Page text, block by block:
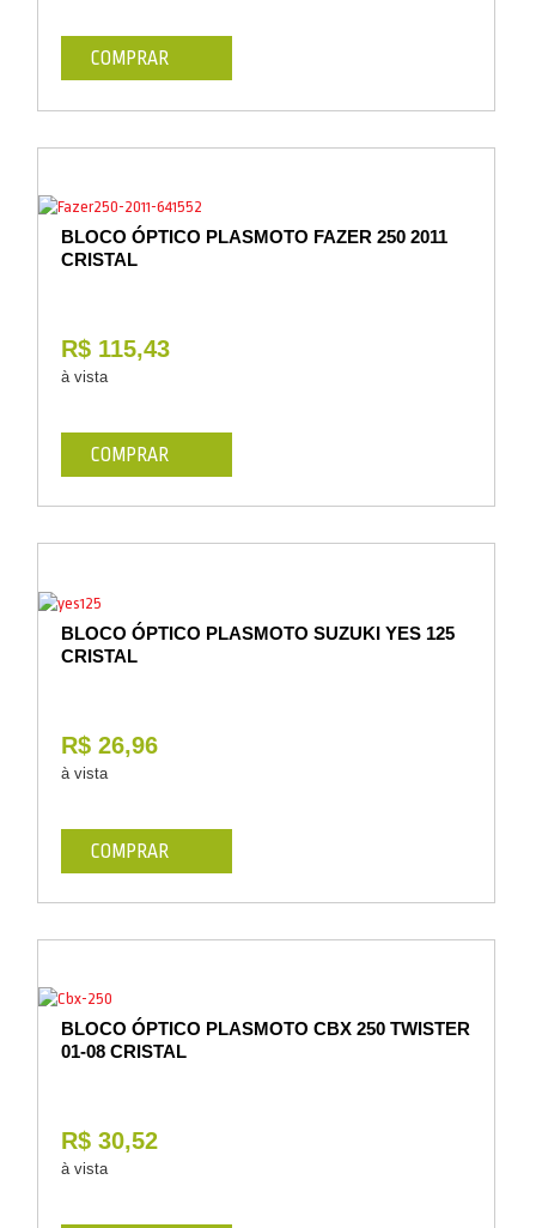
COMPRAR
BLOCO ÓPTICO PLASMOTO FAZER 250 2011
CRISTAL
R$ 115,43
à vista
COMPRAR
BLOCO ÓPTICO PLASMOTO SUZUKI YES 125
CRISTAL
R$ 26,96
à vista
COMPRAR
BLOCO ÓPTICO PLASMOTO CBX 250 TWISTER
01-08 CRISTAL
R$ 30,52
à vista